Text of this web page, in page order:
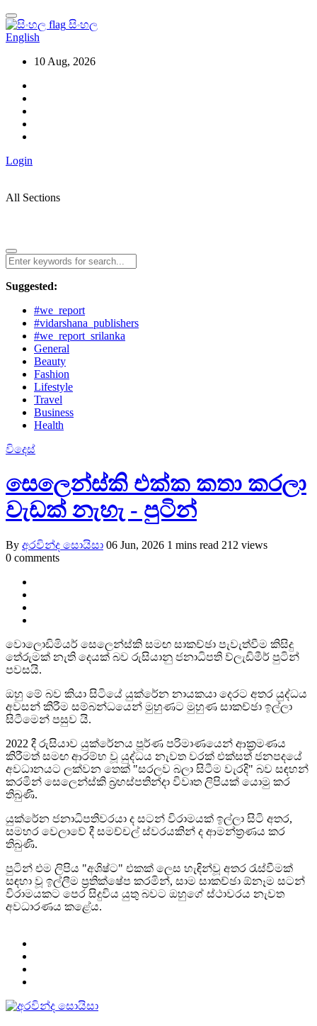
සිංහල
English
10 Aug, 2026
Login
All Sections
Suggested:
#we_report
#vidarshana_publishers
#we_report_srilanka
General
Beauty
Fashion
Lifestyle
Travel
Business
Health
විදෙස්
සෙලෙන්ස්කි එක්ක කතා කරලා
වැඩක් නැහැ - පුටින්
By අරවින්ද සොයිසා 06 Jun, 2026 1 mins read 212 views
0 comments
වොලොඩිමියර් සෙලෙන්ස්කි සමඟ සාකච්ඡා පැවැත්වීම කිසිදු
තේරුමක් නැති දෙයක් බව රුසියානු ජනාධිපති ව්ලැඩිමීර් පුටින්
පවසයි.
ඔහු මේ බව කියා සිටියේ යුක්රේන නායකයා දෙරට අතර යුද්ධය
අවසන් කිරීම සම්බන්ධයෙන් මුහුණට මුහුණ සාකච්ඡා ඉල්ලා
සිටීමෙන් පසුව යි.
2022 දී රුසියාව යුක්රේනය පූර්ණ පරිමාණයෙන් ආක්‍රමණය
කිරීමත් සමඟ ආරම්භ වූ යුද්ධය නැවත වරක් එක්සත් ජනපදයේ
අවධානයට ලක්වන තෙක් "සරලව බලා සිටීම වැරදි" බව සඳහන්
කරමින් සෙලෙන්ස්කි බ්‍රහස්පතින්දා විවෘත ලිපියක් යොමු කර
තිබුණි.
යුක්රේන ජනාධිපතිවරයා ද සටන් විරාමයක් ඉල්ලා සිටි අතර,
සමහර වෙලාවේ දී සමච්චල් ස්වරයකින් ද ආමන්ත්‍රණය කර
තිබුණි.
පුටින් එම ලිපිය "අශිෂ්ට" එකක් ලෙස හැඳින්වූ අතර රැස්වීමක්
සඳහා වූ ඉල්ලීම ප්‍රතික්ෂේප කරමින්, සාම සාකච්ඡා ඕනෑම සටන්
විරාමයකට පෙර සිදුවිය යුතු බවට ඔහුගේ ස්ථාවරය නැවත
අවධාරණය කළේය.